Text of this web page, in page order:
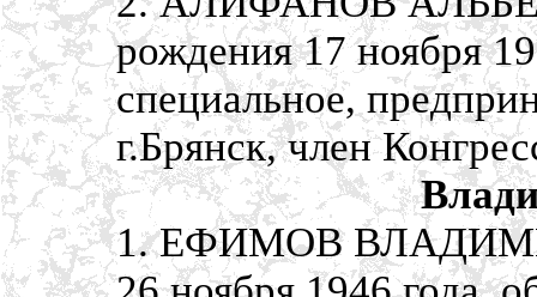
рождения 17 ноября
специальное,
г.Брянск, член
1. ЕФИМОВ